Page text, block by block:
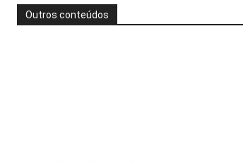
Outros conteúdos